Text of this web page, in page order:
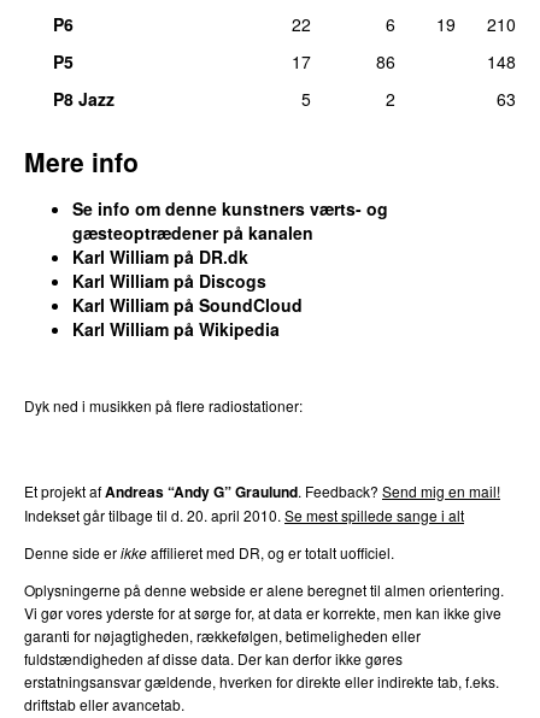
P6
22 6 19
210
P5
17 86
148
P8 Jazz
5 2 63
Mere info
Se info om denne kunstners værts- og
gæsteoptrædener på kanalen
Karl William på DR.dk
Karl William på Discogs
Karl William på SoundCloud
Karl William på Wikipedia
Dyk ned i musikken på flere radiostationer:
Et projekt afAndreas “Andy G” Graulund. Feedback? Send mig en mail!
Indekset går tilbage til d. 20. april 2010. Se mest spillede sange i alt
Denne side erikkeaffilieret med DR, og er totalt uofficiel.
Oplysningerne på denne webside er alene beregnet til almen orientering.
Vi gør vores yderste for at sørge for, at data er korrekte, men kan ikke give
garanti for nøjagtigheden, rækkefølgen, betimeligheden eller
fuldstændigheden af disse data. Der kan derfor ikke gøres
erstatningsansvar gældende, hverken for direkte eller indirekte tab, f.eks.
driftstab eller avancetab.